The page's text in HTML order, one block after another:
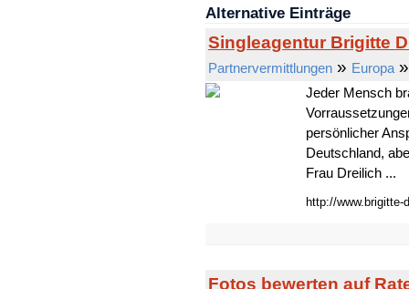
Alternative Einträge
Singleagentur Brigitte
Partnervermittlungen » Europa
Jeder Mensch
persönlicher
Deutschland,
Frau Dreilich ...
http://www.brigitte-
Fotos bewerten auf